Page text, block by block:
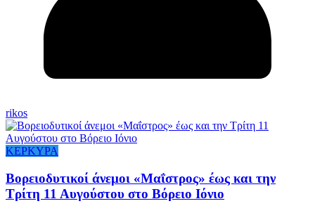
rikos
ΚΕΡΚΥΡΑ
Βορειοδυτικοί άνεμοι «Μαΐστρος» έως και την
Τρίτη 11 Αυγούστου στο Βόρειο Ιόνιο